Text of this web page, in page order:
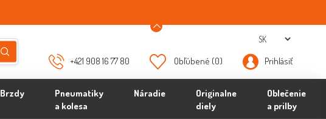
+421 908 16 77 80 Obľúbené (0) Prihlásiť
Brzdy
Pneumatiky
a kolesa
Náradie
Originalne
diely
Oblečenie
a prilby